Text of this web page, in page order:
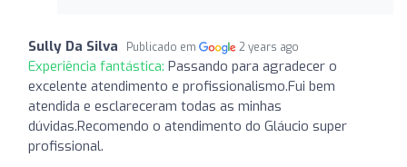
Sully Da Silva Publicado em 2 years ago
Experiência fantástica: Passando para agradecer o
excelente atendimento e profissionalismo.Fui bem
atendida e esclareceram todas as minhas
dúvidas.Recomendo o atendimento do Gláucio super
profissional.